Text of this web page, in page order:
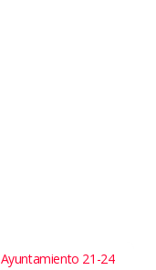
Ayuntamiento 21-24